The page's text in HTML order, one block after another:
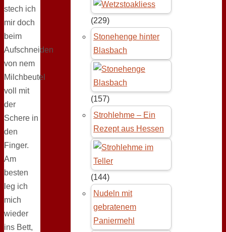
stech ich
mir doch
beim
Aufschneiden
von nem
Milchbeutel
voll mit
der
Schere in
den
Finger.
Am
besten
leg ich
mich
wieder
ins Bett,
(229)
Stonehenge hinter
Blasbach
(157)
Strohlehme – Ein
Rezept aus Hessen
(144)
Nudeln mit
gebratenem
Paniermehl